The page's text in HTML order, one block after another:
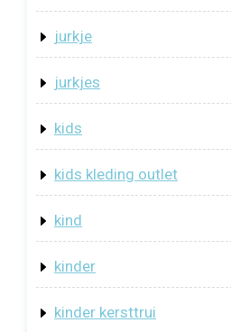
jurkje
jurkjes
kids
kids kleding outlet
kind
kinder
kinder kersttrui